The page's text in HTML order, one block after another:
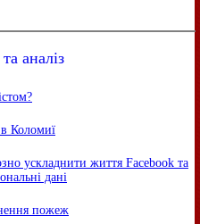
аналіз
Коломиї
ускладнити життя Facebook та
дані
пожеж